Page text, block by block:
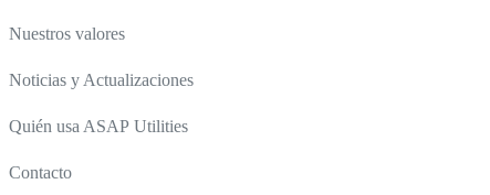
Nuestros valores
Noticias y Actualizaciones
Quién usa ASAP Utilities
Contacto